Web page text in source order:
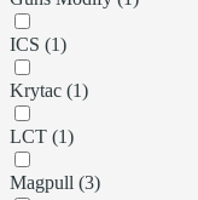
ICS (1)
Krytac (1)
LCT (1)
Magpull (3)